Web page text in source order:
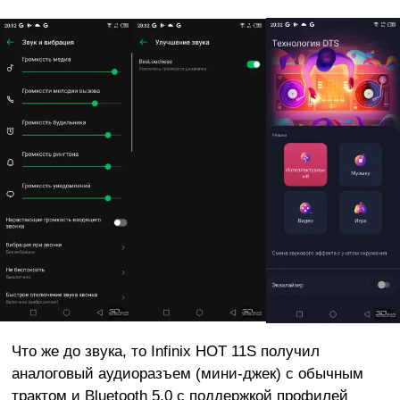
Что же до звука, то Infinix HOT 11S получил
аналоговый аудиоразъем (мини-джек) с обычным
трактом и Bluetooth 5.0 с поддержкой профилей